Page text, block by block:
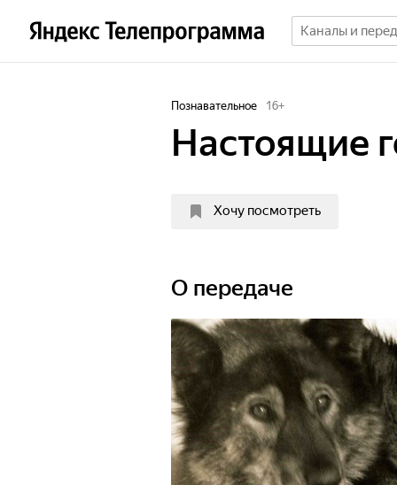
Познавательное 16+
Настоящие
Хочу посмотреть
О передаче